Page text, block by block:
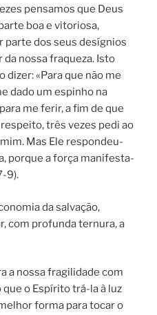
pensamos que Deus
boa e vitoriosa,
parte dos seus desígnios
nossa fraqueza. Isto
dizer: «Para que não me
dado um espinho na
me ferir, a fim de que
três vezes pedi ao
Mas Ele respondeu-
porque a força manifesta-
9).
da salvação,
com profunda ternura, a
a nossa fragilidade com
o Espírito trá-la à luz
forma para tocar o